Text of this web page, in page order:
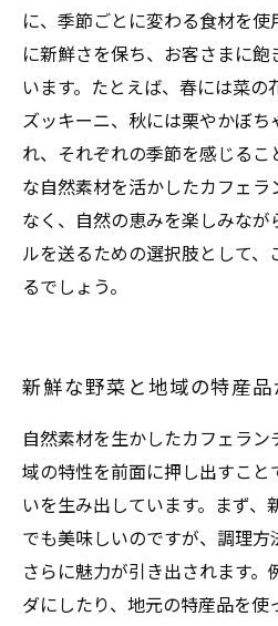
に、季節ごとに変わる食材を使
に新鮮さを保ち、お客さまに飽
います。たとえば、春には菜の
ズッキーニ、秋には栗やかぼち
れ、それぞれの季節を感じるこ
な自然素材を活かしたカフェ
なく、自然の恵みを楽しみなが
ルを送るための選択肢として、
るでしょう。
新鮮な野菜と地域の特産
自然素材を生かしたカフェラ
域の特性を前面に押し出すこと
いを生み出しています。まず、
でも美味しいのですが、調理
さらに魅力が引き出されます。
ダにしたり、地元の特産品を使